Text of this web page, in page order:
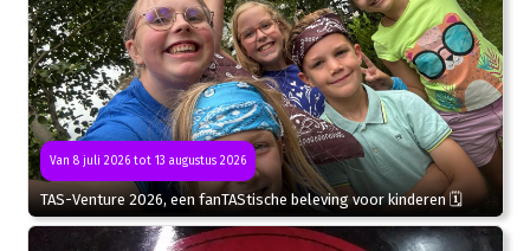
Van 8 juli 2026 tot 13 augustus 2026
TAS-Venture 2026, een fanTAStische beleving voor kinderen 🗓